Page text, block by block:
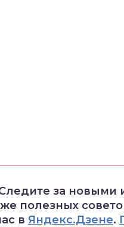
за новыми
же полезных
в Яндекс.Дзене.